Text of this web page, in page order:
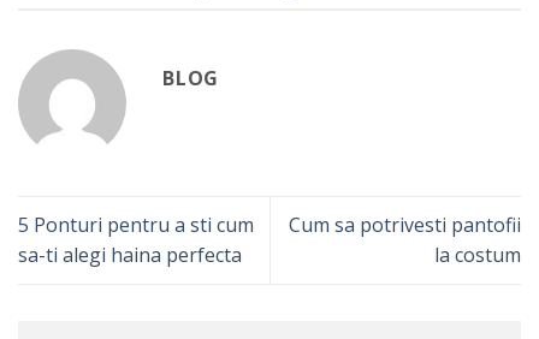
BLOG
5 Ponturi pentru a sti cum
sa-ti alegi haina perfecta
Cum sa potrivesti pantofii
la costum